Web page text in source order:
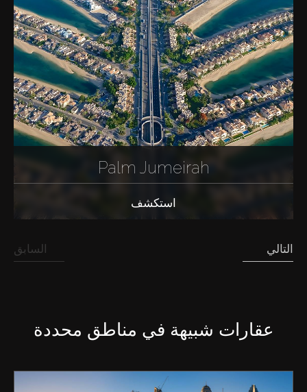
Palm Jumeirah
استكشف
السابق التالي
عقارات شبيهة في مناطق محددة